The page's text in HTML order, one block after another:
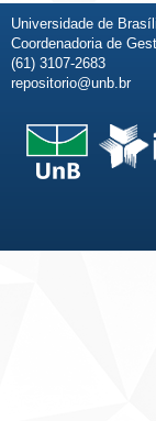
Universidade de
Coordenadoria de
(61) 3107-2683
repositorio@unb.br